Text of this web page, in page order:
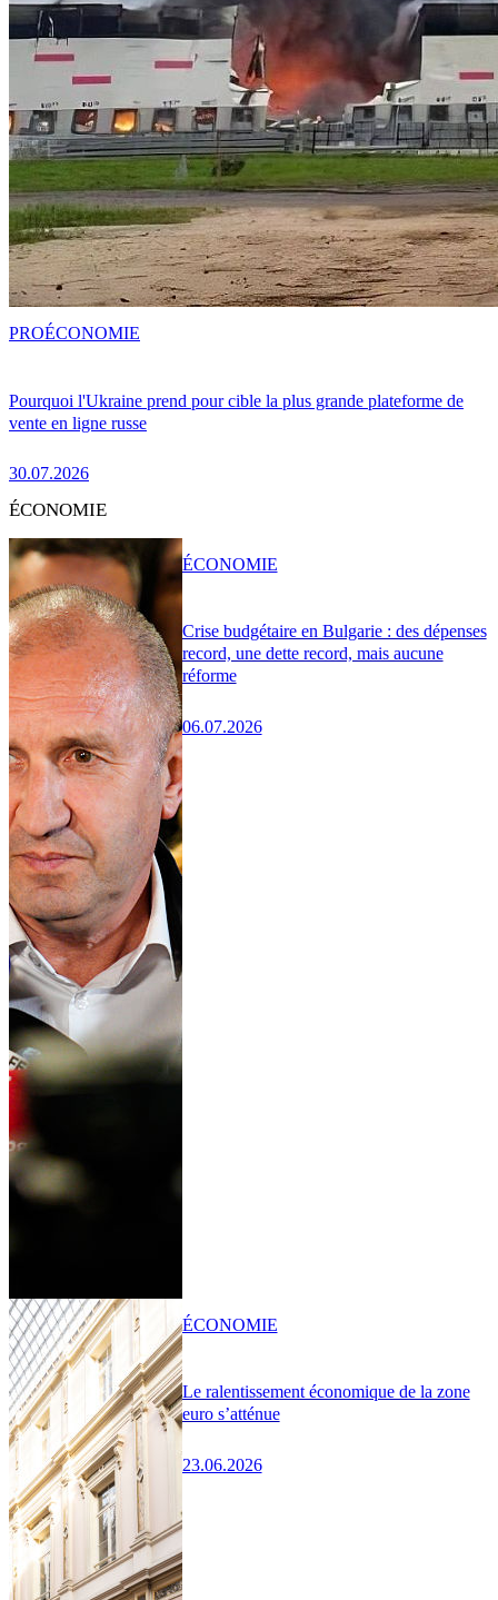
Pourquoi l'Ukraine prend pour cible la plus grande plateforme de
vente en ligne russe
30.07.2026
PROÉCONOMIE
ÉCONOMIE
Crise budgétaire en Bulgarie : des dépenses
record, une dette record, mais aucune
réforme
06.07.2026
ÉCONOMIE
Le ralentissement économique de la zone
euro s’atténue
23.06.2026
ÉCONOMIE